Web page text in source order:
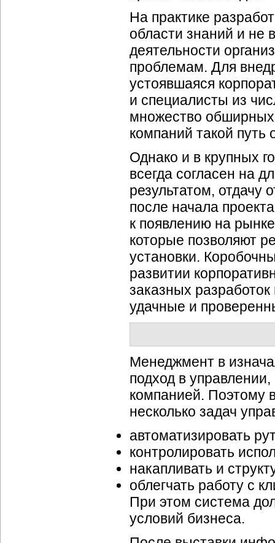
На практике
области знаний и не
деятельности
проблемам. Для
устоявшаяся
и специалисты из
множество
компаний такой путь
Однако и в крупных
всегда согласен на
результатом, отдачу
после начала
к появлению на
которые позволяют
установки.
развитии
заказных
удачные и
Менеджмент в
подход в
компанией. Поэтому
несколько задач
автоматизировать
контролировать
накапливать и
облегчать работу с
При этом система
условий бизнеса.